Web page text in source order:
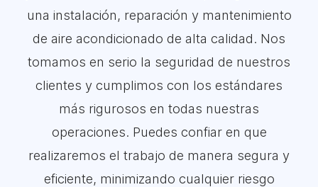
una instalación, reparación y mantenimiento
de aire acondicionado de alta calidad. Nos
tomamos en serio la seguridad de nuestros
clientes y cumplimos con los estándares
más rigurosos en todas nuestras
operaciones. Puedes confiar en que
realizaremos el trabajo de manera segura y
eficiente, minimizando cualquier riesgo